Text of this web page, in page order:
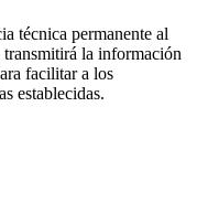
técnica permanente al
la información
facilitar a los
establecidas.